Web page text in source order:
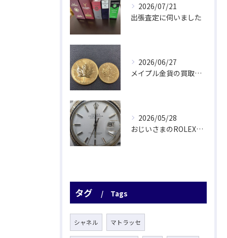
2026/07/21
出張査定に伺いました
2026/06/27
メイプル金貨の買取をさせていただきました
2026/05/28
おじいさまのROLEX驚愕査定！
タグ Tags
シャネル マトラッセ